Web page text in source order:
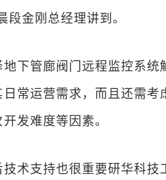
段金刚总经理讲到。
下管廊阀门远程监控系
常运营需求，而且还需
发难度等因素。
术支持也很重要研华科技